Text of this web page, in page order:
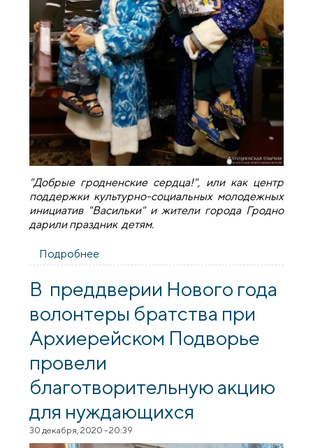
"Добрые гродненские сердца!", или как центр
поддержки культурно-социальных молодежных
инициатив "Васильки" и жители города Гродно
дарили праздник детям.
Подробнее
культурно-социальных молодежных
инициатив "Васильки"
В преддверии Нового года
волонтеры братства при
Архиерейском Подворье
провели
благотворительную акцию
для нуждающихся
30 декабря, 2020 - 20:39